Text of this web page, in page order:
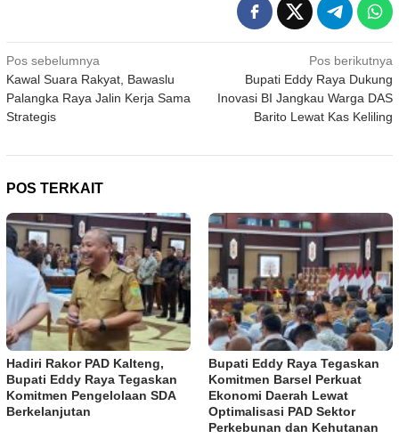
Navigasi
pos
Pos sebelumnya
Kawal Suara Rakyat, Bawaslu
Palangka Raya Jalin Kerja Sama
Strategis
Pos berikutnya
Bupati Eddy Raya Dukung
Inovasi BI Jangkau Warga DAS
Barito Lewat Kas Keliling
POS TERKAIT
Hadiri Rakor PAD Kalteng,
Bupati Eddy Raya Tegaskan
Komitmen Pengelolaan SDA
Berkelanjutan
Bupati Eddy Raya Tegaskan
Komitmen Barsel Perkuat
Ekonomi Daerah Lewat
Optimalisasi PAD Sektor
Perkebunan dan Kehutanan